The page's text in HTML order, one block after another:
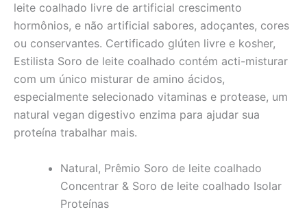
leite coalhado livre de artificial crescimento
hormônios, e não artificial sabores, adoçantes, cores
ou conservantes. Certificado glúten livre e kosher,
Estilista Soro de leite coalhado contém acti-misturar
com um único misturar de amino ácidos,
especialmente selecionado vitaminas e protease, um
natural vegan digestivo enzima para ajudar sua
proteína trabalhar mais.
Natural, Prêmio Soro de leite coalhado
Concentrar & Soro de leite coalhado Isolar
Proteínas